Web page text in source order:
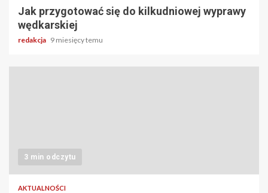
Jak przygotować się do kilkudniowej wyprawy
wędkarskiej
redakcja 9 miesięcy temu
3 min odczytu
AKTUALNOŚCI